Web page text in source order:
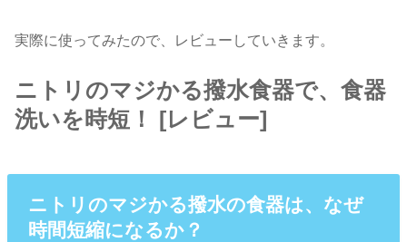
実際に使ってみたので、レビューしていきます。
ニトリのマジかる撥水食器で、食器
洗いを時短！ [レビュー]
ニトリのマジかる撥水の食器は、なぜ
時間短縮になるか？